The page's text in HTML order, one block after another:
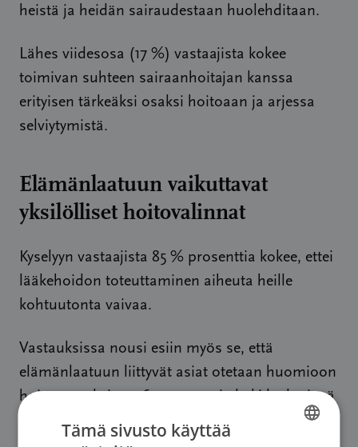
heistä ja heidän sairaudestaan huolehditaan.
Lähes viidesosa (17 %) vastaajista kokee
toimivan suhteen sairaanhoitajan kanssa
erityisen tärkeäksi osaksi hoitoaan ja arjessa
selviytymistä.
Elämänlaatuun vaikuttavat
yksilölliset hoitovalinnat
Kyselyyn vastaajista 85 % prosenttia kokee, ettei
lääkehoidon toteuttaminen aiheuta heille
kohtuutonta vaivaa.
Vastauksissa nousi esiin myös se, että
elämänlaatuun liittyvät asiat otetaan huomioon
hoitopäätöksissä; 64 prosenttia koki lääkärinsä
huomioivan elämänlaadun hoitoa
Tämä sivusto käyttää